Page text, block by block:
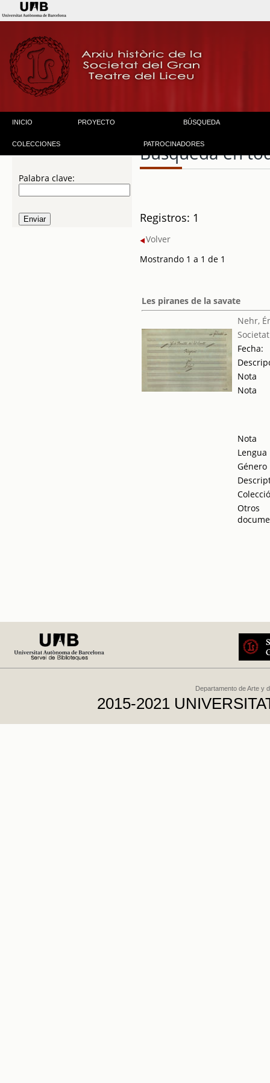
INICIO PROYECTO BÚSQUEDA
COLECCIONES PATROCINADORES
Palabra clave:
Búsqueda en
Registros: 1
Volver
Mostrando 1 a 1 de 1
Les piranes de la savate
Nehr,
Fecha:
Nota
Nota
Nota
Lengua
Género
Otros
Departamento de Arte y
2015-2021